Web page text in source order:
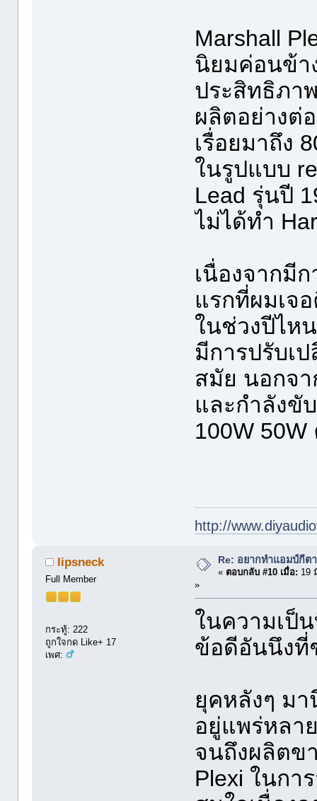
Marshall
นิยมค่อนข้า
ประสิทธิภา
ผลิตอย่างต่
เรื่อยมาถึง
ในรูปแบบ
Lead รุ่นปี
ไม่ได้ทำ
เนื่องจากมี
แรกที่ผมเจ
ในช่วงปีไห
มีการปรับเ
สมัย นอกจ
และกำลังขั
100W 50W
http://
lipsneck
Full Member
กระทู้: 222
ถูกใจกด Like+ 17
เพศ:
Re: อยากทำแอมป์กีต
« ตอบกลับ #10 เมื่อ: 19
»
ในความเป็
ข้อดีอันนึงที่
ยุคหลังๆ ม
อยู่แพร่หลา
จนถึงผลิตข
Plexi ในกา